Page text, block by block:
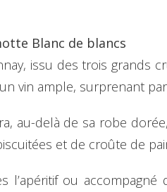
Blanc de blancs
issu des trois grands
vin ample, surprenant
au-delà de sa robe
et de croûte de
l’apéritif ou